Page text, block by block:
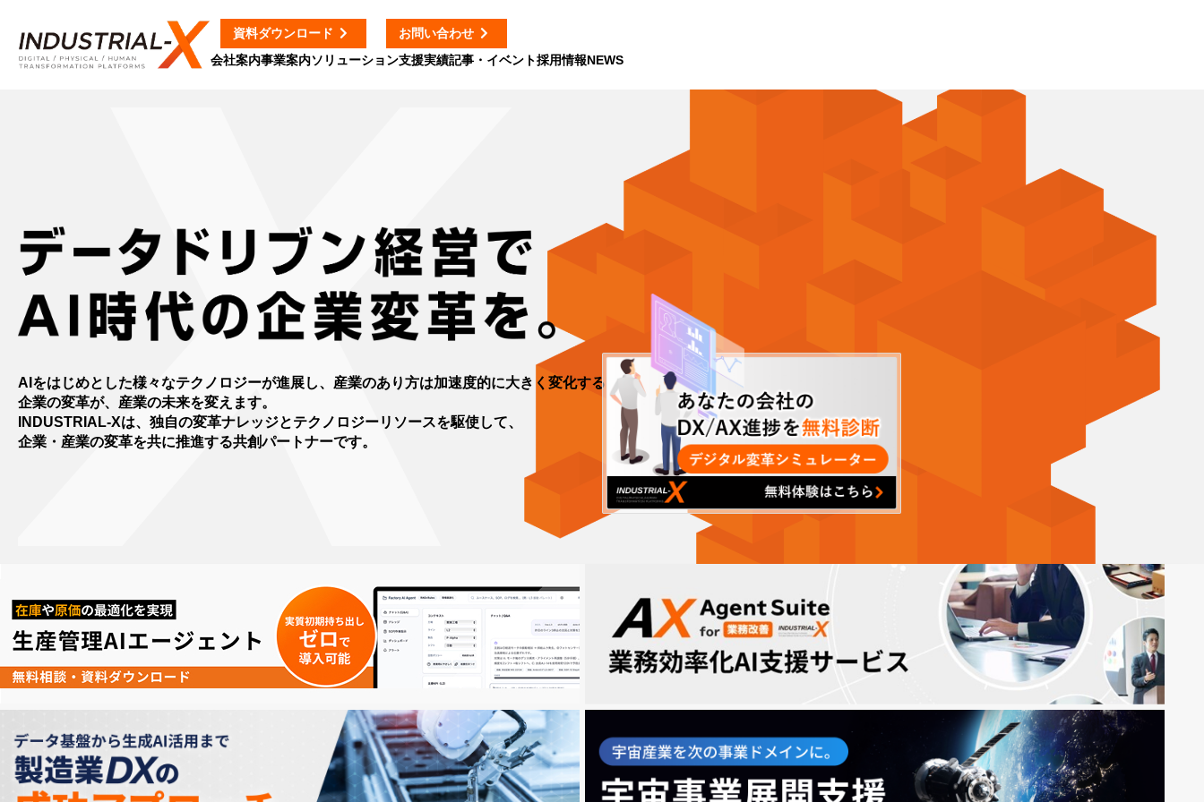
会社案内事業案内ソリューション支援実績記事・イベント採用情報NEWS
資料ダウンロード お問い合わせ
AIをはじめとした様々なテクノロジーが進展し、産業のあり方は加速度的に大きく変化する時代。
企業の変革が、産業の未来を変えます。
INDUSTRIAL-Xは、独自の変革ナレッジとテクノロジーリソースを駆使して、
企業・産業の変革を共に推進する共創パートナーです。